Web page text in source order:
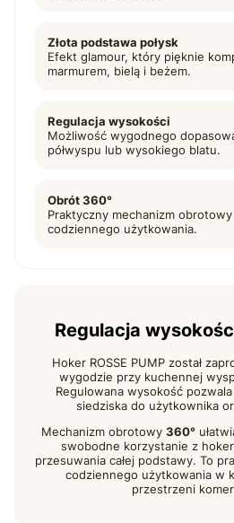
Złota podstawa połysk
Efekt glamour, który pięknie
marmurem, bielą i beżem.
Regulacja wysokości
Możliwość wygodnego
półwyspu lub wysokiego blatu.
Obrót 360°
Praktyczny mechanizm
codziennego użytkowania.
Regulacja
Hoker ROSSE PUMP został
wygodzie przy kuchennej
Regulowana wysokość
siedziska do użytkownika
Mechanizm obrotowy 360°
swobodne korzystanie z
przesuwania całej podstawy. To
codziennego użytkowania w
przestrzeni